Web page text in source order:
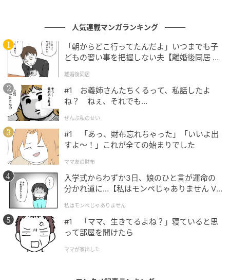
的にひとりで観に行く派なので。ひとりで楽しめるか
どうかが重要なんです。でも自分の作品が公開された
ら、観に行きますし。やはり映画をつくる側の特権と
いうか、お客さんと一緒に映画を観て、お客さまの反
応でダイレクトに評価を受けることで、映画は完成す
ると思っているので。それと時間帯ですね。もちろん
この作品にはこの人が出ているから観に行こうという
のもすばらしいですけど、（作品を決めずに）ちょう
ど今の時間帯で観られる作品に行く、というような、
偶発的な出会いは求めているかもしれないですね」と
答えた。
さらに「年齢を経て映画の好みは変わった？」という
質問には「変わってきていますね」と返答。「若い頃
は、映画を観に行くことに対しての打率を上げたいと
いうところに固執していた部分もありました。でも今
は、いいものを知るためには悪いものも知らなきゃい
人気連載マンガランキング
「朝からどこ行ってたんだよ」いつまでも子
どもの習い事を把握しない夫【離婚後同居 Vo
離婚後同居
#1 お義姉さんたちくるって、私話したよ
ね？ ねぇ、それでも…
ぜんぶ私のせい
#1 「あっ、財布忘れちゃった」「いいよ出
すよ〜！」これが全ての始まりでした
ママ友の財布
入学式からわずか3日、娘のひと言が運命の
分かれ道に…【私はモンペじゃありません Vo
私はモンペじゃありません
#1 「ママ、生きてるよね？」寝ていると思
って部屋を開けたら
ママが家出した